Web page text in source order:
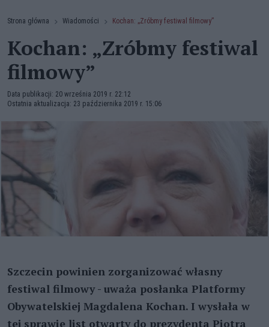
Strona główna Wiadomości Kochan: „Zróbmy festiwal filmowy”
Kochan: „Zróbmy festiwal
filmowy”
Data publikacji: 20 września 2019 r. 22:12
Ostatnia aktualizacja: 23 października 2019 r. 15:06
Szczecin powinien zorganizować własny
festiwal filmowy - uważa posłanka Platformy
Obywatelskiej Magdalena Kochan. I wysłała w
tej sprawie list otwarty do prezydenta Piotra